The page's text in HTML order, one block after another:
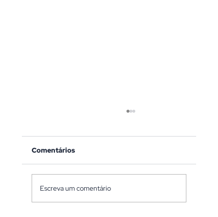
Comentários
Escreva um comentário